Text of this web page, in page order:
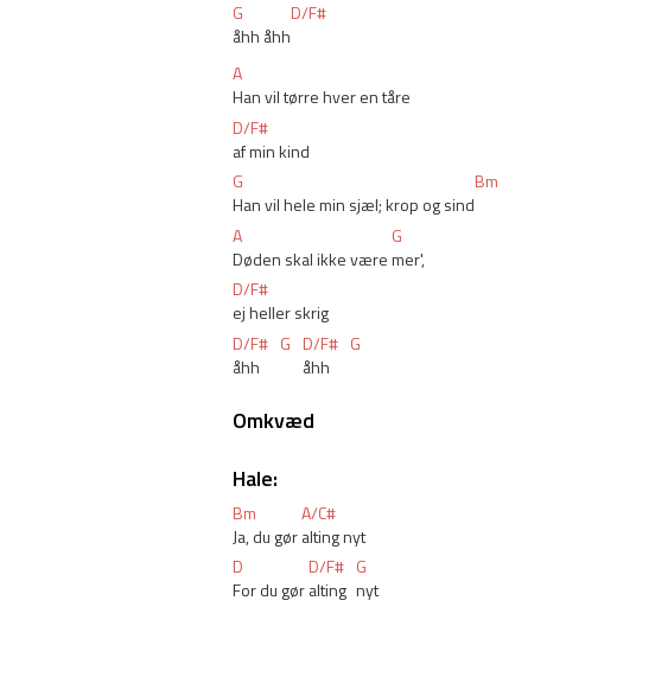
G
D/F#
åhh åhh
A
Han vil tørre hver en tåre
D/F#
af min kind
G
Bm
Han vil hele min sjæl; krop og sind
A
G
Døden skal ikke være mer',
D/F#
ej heller skrig
D/F# G D/F# G
åhh
åhh
Omkvæd
Hale:
Bm
A/C#
Ja, du gør alting nyt
D
D/F# G
For du gør alting nyt